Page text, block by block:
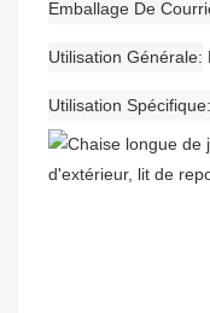
Emballage De
Utilisation Générale
Utilisation Spécifique